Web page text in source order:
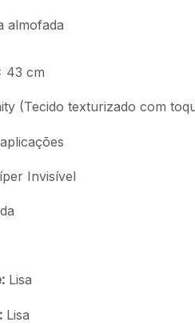
almofada
43 cm
(Tecido texturizado com
Invisível
Lisa
Lisa